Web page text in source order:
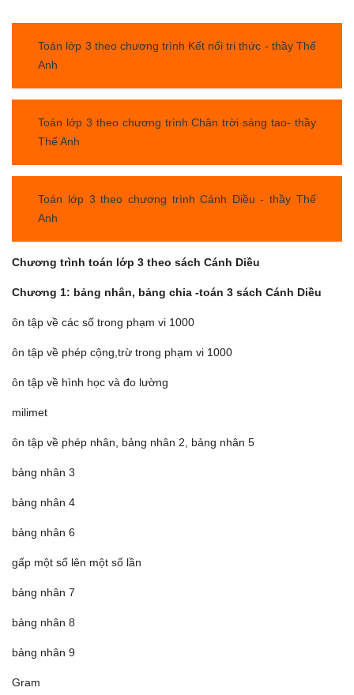
Toán lớp 3 theo chương trình Kết nối tri thức - thầy Thế
Anh
Toán lớp 3 theo chương trình Chân trời sáng tao- thầy
Thế Anh
Toán lớp 3 theo chương trình Cánh Diều - thầy Thế
Anh
Chương trình toán lớp 3 theo sách Cánh Diều
Chương 1: bảng nhân, bảng chia -toán 3 sách Cánh Diều
ôn tập về các số trong phạm vi 1000
ôn tập về phép cộng,trừ trong phạm vi 1000
ôn tập về hình học và đo lường
milimet
ôn tập về phép nhân, bảng nhân 2, bảng nhân 5
bảng nhân 3
bảng nhân 4
bảng nhân 6
gấp một số lên một số lần
bảng nhân 7
bảng nhân 8
bảng nhân 9
Gram